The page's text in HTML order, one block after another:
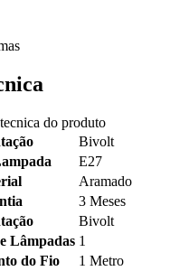
do produto
Bivolt
E27
Aramado
3 Meses
Bivolt
Lâmpadas 1
do Fio
1 Metro